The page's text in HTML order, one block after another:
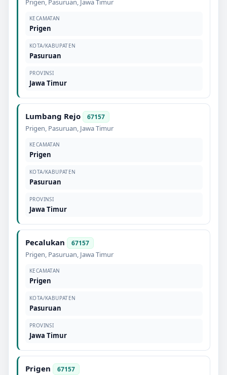
Prigen, Pasuruan, Jawa Timur
KECAMATAN
Prigen
KOTA/KABUPATEN
Pasuruan
PROVINSI
Jawa Timur
Lumbang Rejo 67157
Prigen, Pasuruan, Jawa Timur
KECAMATAN
Prigen
KOTA/KABUPATEN
Pasuruan
PROVINSI
Jawa Timur
Pecalukan 67157
Prigen, Pasuruan, Jawa Timur
KECAMATAN
Prigen
KOTA/KABUPATEN
Pasuruan
PROVINSI
Jawa Timur
Prigen 67157